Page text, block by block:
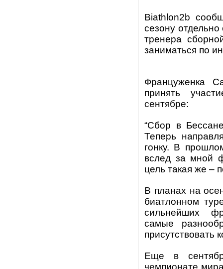
Вiathlon2b
сезону
тренера
заниматься по
Француженка
принять
сентябре:
“Сбор в
Теперь
гонку. В
вслед за мной
цель такая же –
В планах на
биатлонном
сильнейших
самые
присутствовать
Еще в
чемпионате